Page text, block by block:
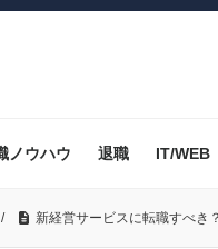
ノウハウ 退職 IT/WEB
/ 新経営サービスに転職すべき